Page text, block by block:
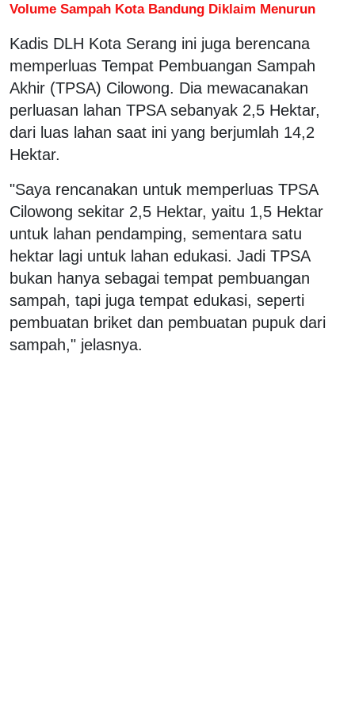
Volume Sampah Kota Bandung Diklaim Menurun
Kadis DLH Kota Serang ini juga berencana
memperluas Tempat Pembuangan Sampah
Akhir (TPSA) Cilowong. Dia mewacanakan
perluasan lahan TPSA sebanyak 2,5 Hektar,
dari luas lahan saat ini yang berjumlah 14,2
Hektar.
"Saya rencanakan untuk memperluas TPSA
Cilowong sekitar 2,5 Hektar, yaitu 1,5 Hektar
untuk lahan pendamping, sementara satu
hektar lagi untuk lahan edukasi. Jadi TPSA
bukan hanya sebagai tempat pembuangan
sampah, tapi juga tempat edukasi, seperti
pembuatan briket dan pembuatan pupuk dari
sampah," jelasnya.